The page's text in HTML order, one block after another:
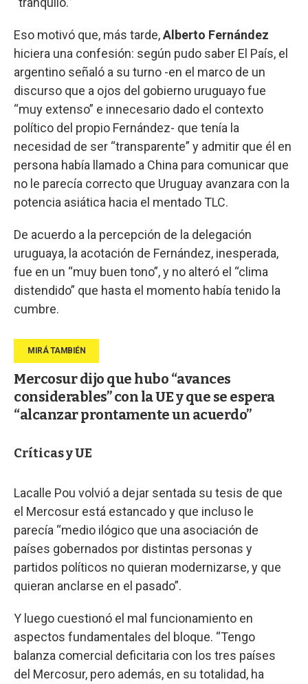
Eso motivó que, más tarde,Alberto Fernández
hiciera una confesión: según pudo saber El País, el
argentino señaló a su turno -en el marco de un
discurso que a ojos del gobierno uruguayo fue
“muy extenso” e innecesario dado el contexto
político del propio Fernández- que tenía la
necesidad de ser “transparente” y admitir que él en
persona había llamado a China para comunicar que
no le parecía correcto que Uruguay avanzara con la
potencia asiática hacia el mentado TLC.
De acuerdo a la percepción de la delegación
uruguaya, la acotación de Fernández, inesperada,
fue en un “muy buen tono”, y no alteró el “clima
distendido” que hasta el momento había tenido la
cumbre.
Mercosur dijo que hubo “avances
considerables” con la UE y que se espera
“alcanzar prontamente un acuerdo”
Críticas y UE
Lacalle Pou volvió a dejar sentada su tesis de que
el Mercosur está estancado y que incluso le
parecía “medio ilógico que una asociación de
países gobernados por distintas personas y
partidos políticos no quieran modernizarse, y que
quieran anclarse en el pasado”.
Y luego cuestionó el mal funcionamiento en
aspectos fundamentales del bloque. “Tengo
balanza comercial deficitaria con los tres países
del Mercosur, pero además, en su totalidad, ha